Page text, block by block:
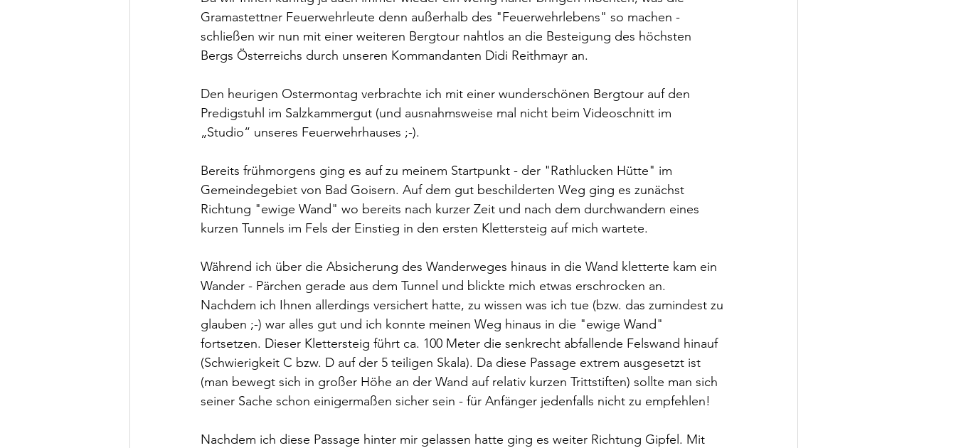
Gramastettner Feuerwehrleute denn außerhalb des "Feuerwehrlebens" so machen -
schließen wir nun mit einer weiteren Bergtour nahtlos an die Besteigung des höchsten
Bergs Österreichs durch unseren Kommandanten Didi Reithmayr an.
Den heurigen Ostermontag verbrachte ich mit einer wunderschönen Bergtour auf den
Predigstuhl im Salzkammergut (und ausnahmsweise mal nicht beim Videoschnitt im
„Studio“ unseres Feuerwehrhauses ;-).
Bereits frühmorgens ging es auf zu meinem Startpunkt - der "Rathlucken Hütte" im
Gemeindegebiet von Bad Goisern. Auf dem gut beschilderten Weg ging es zunächst
Richtung "ewige Wand" wo bereits nach kurzer Zeit und nach dem durchwandern eines
kurzen Tunnels im Fels der Einstieg in den ersten Klettersteig auf mich wartete.
Während ich über die Absicherung des Wanderweges hinaus in die Wand kletterte kam ein
Wander - Pärchen gerade aus dem Tunnel und blickte mich etwas erschrocken an.
Nachdem ich Ihnen allerdings versichert hatte, zu wissen was ich tue (bzw. das zumindest zu
glauben ;-) war alles gut und ich konnte meinen Weg hinaus in die "ewige Wand"
fortsetzen. Dieser Klettersteig führt ca. 100 Meter die senkrecht abfallende Felswand hinauf
(Schwierigkeit C bzw. D auf der 5 teiligen Skala). Da diese Passage extrem ausgesetzt ist
(man bewegt sich in großer Höhe an der Wand auf relativ kurzen Trittstiften) sollte man sich
seiner Sache schon einigermaßen sicher sein - für Anfänger jedenfalls nicht zu empfehlen!
Nachdem ich diese Passage hinter mir gelassen hatte ging es weiter Richtung Gipfel. Mit